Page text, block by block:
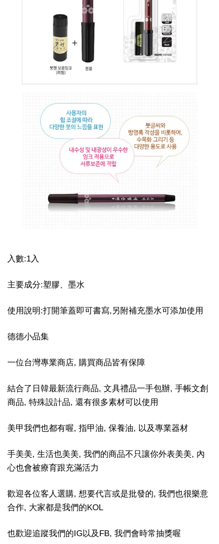
入數:1入
主要成分:塑膠、墨水
使用說明:打開筆蓋即可書寫,另附補充墨水可添加使用
德德小品集
一位台灣專業商店, 購買商品皆有保障
結合了日韓最新流行商品, 文具禮品一手包辦, 手帳文創
商品, 特殊設計品, 還有很多素材可以使用
美甲我們也都有喔, 指甲油, 保養油, 以及專業器材
手美美, 生活也美美, 我們的商品不只讓你外表美美, 內
心也會被療育跟充滿活力
歡迎各位客人選購, 想要代言或是批發的, 我們也很樂意
合作, 大家都是我們的KOL
也歡迎追蹤我們的IG以及FB, 我們會時常抽獎喔